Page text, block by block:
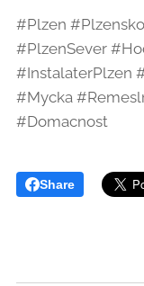
#Plzen
#PlzenSever
#InstalaterPlzen
#Mycka
#Domacnost
Share